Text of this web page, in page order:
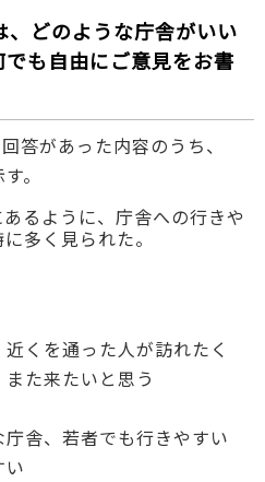
どのような庁舎がいい
も自由にご意見をお書
答があった内容のうち、
。
あるように、庁舎への行きや
多く見られた。
くを通った人が訪れたく
た来たいと思う
舎、若者でも行きやすい
い